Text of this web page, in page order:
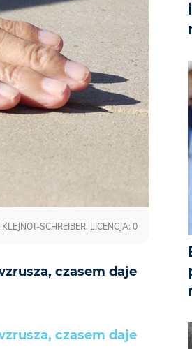
czasem daje
SCHREIBER, LICENCJA: 0
czasem daje